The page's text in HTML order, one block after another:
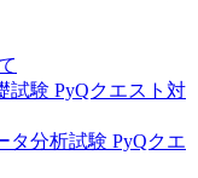
試験 PyQクエスト対
タ分析試験 PyQクエ